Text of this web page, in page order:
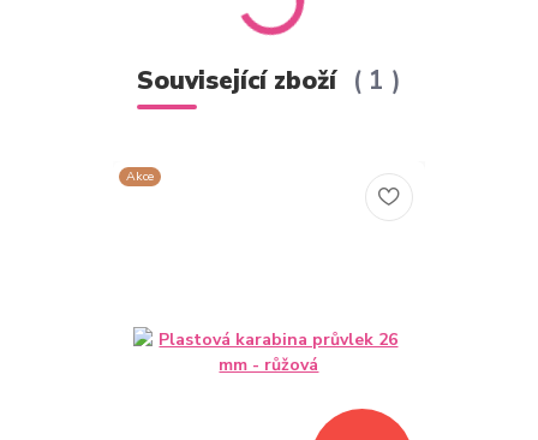
Související zboží 1
Akce